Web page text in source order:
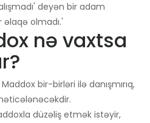
deyən bir adam
əlaqə olmadı.'
nə vaxtsa
bir-birləri ilə danışmırıq,
düzəliş etmək istəyir,